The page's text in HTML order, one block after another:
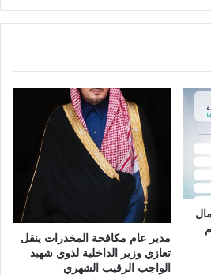
مدير عام مكافحة المخدرات ينقل
تعازي وزير الداخلية لذوي شهيد
الواجب الرقيب الشهري